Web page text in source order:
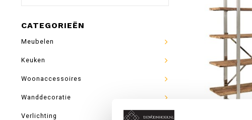
CATEGORIEËN
Meubelen
Keuken
Woonaccessoires
Wanddecoratie
Verlichting